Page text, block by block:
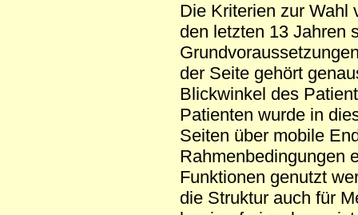
Die Kriterien zur Wahl
den letzten 13 Jahren
der Seite gehört
Blickwinkel des
Patienten wurde in
Seiten über mobile
Rahmenbedingungen
Funktionen genutzt
die Struktur auch für